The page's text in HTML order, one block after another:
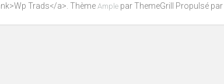
Trads</a>. Thème Ample par ThemeGrill Propulsé par